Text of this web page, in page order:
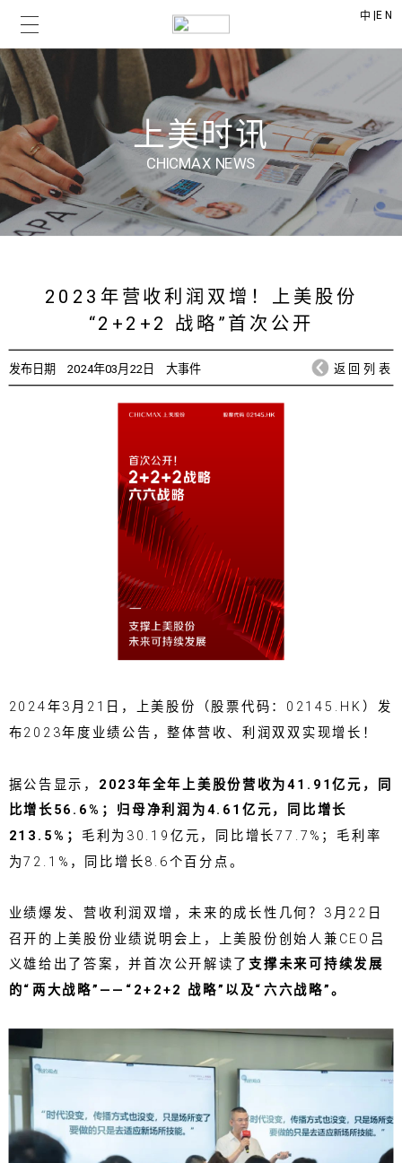
中 |EN
上美时讯
CHICMAX NEWS
2023年营收利润双增！上美股份
“2+2+2 战略”首次公开
发布日期 2024年03月22日 大事件 返回列表
2024年3月21日，上美股份（股票代码：02145.HK）发
布2023年度业绩公告，整体营收、利润双双实现增长！
据公告显示， 2023年全年上美股份营收为41.91亿元，同
比增长56.6%；归母净利润为4.61亿元，同比增长
213.5%； 毛利为30.19亿元，同比增长77.7%；毛利率
为72.1%，同比增长8.6个百分点。
业绩爆发、营收利润双增，未来的成长性几何？3月22日
召开的上美股份业绩说明会上，上美股份创始人兼CEO吕
义雄给出了答案，并首次公开解读了 支撑未来可持续发展
的“两大战略”——“2+2+2 战略”以及“六六战略”。